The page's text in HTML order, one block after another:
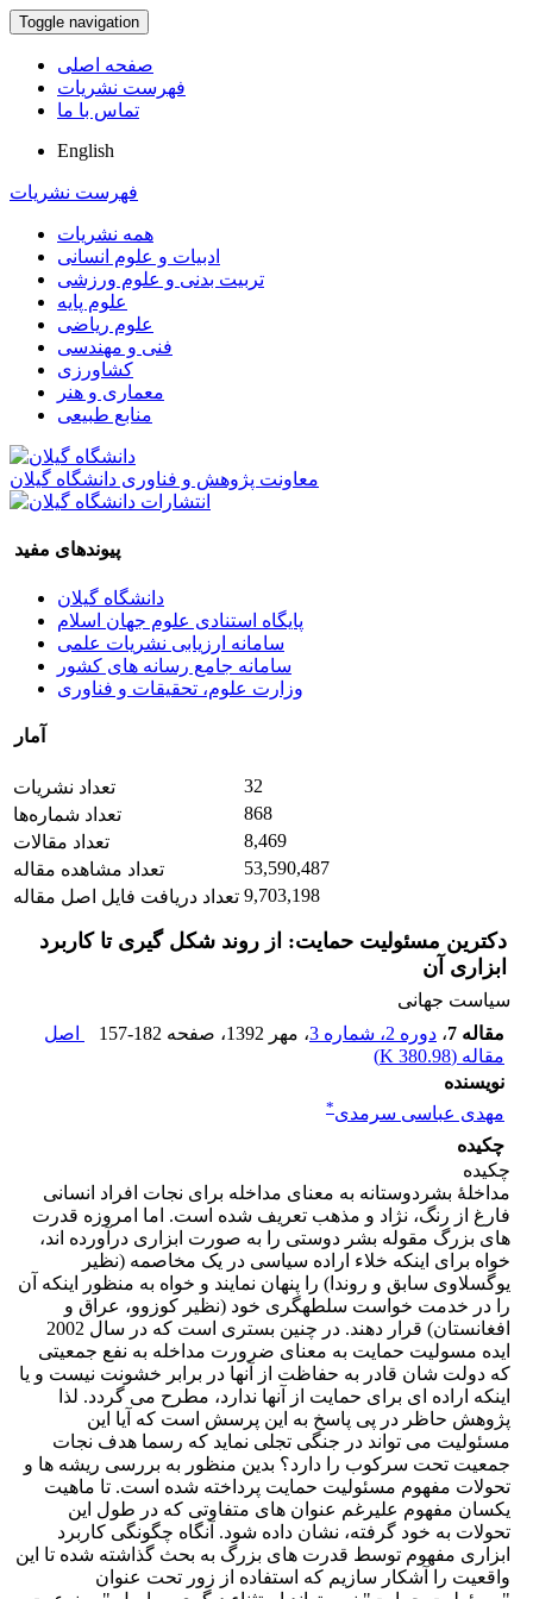
Toggle navigation
صفحه اصلی
فهرست نشریات
تماس با ما
English
فهرست نشریات
همه نشریات
ادبیات و علوم انسانی
تربیت بدنی و علوم ورزشی
علوم پایه
علوم ریاضی
فنی و مهندسی
کشاورزی
معماری و هنر
منابع طبیعی
معاونت پژوهش و فناوری دانشگاه گیلان
پیوندهای مفید
دانشگاه گیلان
پایگاه استنادی علوم جهان اسلام
سامانه ارزیابی نشریات علمی
سامانه جامع رسانه های کشور
وزارت علوم، تحقیقات و فناوری
آمار
تعداد نشریات
32
تعداد شماره‌ها
868
تعداد مقالات
8,469
تعداد مشاهده مقاله
53,590,487
تعداد دریافت فایل اصل مقاله 9,703,198
دکترین مسئولیت حمایت: از روند شکل گیری تا کاربرد
ابزاری آن
سیاست جهانی
مقاله 7
، دوره 2، شماره 3 ، مهر 1392 ، صفحه 157-182
اصل
مقاله (380.98 K
)
نویسنده
مهدی عباسی سرمدی*
چکیده
چکیده
مداخلۀ بشردوستانه به معنای مداخله برای نجات افراد انسانی
فارغ از رنگ، نژاد و مذهب تعریف شده است. اما امروزه قدرت
های بزرگ مقوله بشر دوستی را به صورت ابزاری درآورده اند،
خواه برای اینکه خلاء اراده سیاسی در یک مخاصمه (نظیر
یوگسلاوی سابق و روندا) را پنهان نمایند و خواه به منظور اینکه آن
را در خدمت خواست سلطهگری خود (نظیر کوزوو، عراق و
افغانستان) قرار دهند. در چنین بستری است که در سال 2002
ایده مسولیت حمایت به معنای ضرورت مداخله به نفع جمعیتی
که دولت شان قادر به حفاظت از آنها در برابر خشونت نیست و یا
اینکه اراده ای برای حمایت از آنها ندارد، مطرح می گردد. لذا
پژوهش حاظر در پی پاسخ به این پرسش است که آیا این
مسئولیت می تواند در جنگی تجلی نماید که رسما هدف نجات
جمعیت تحت سرکوب را دارد؟ بدین منظور به بررسی ریشه ها و
تحولات مفهوم مسئولیت حمایت پرداخته شده است. تا ماهیت
یکسان مفهوم علیرغم عنوان های متفاوتی که در طول این
تحولات به خود گرفته، نشان داده شود. آنگاه چگونگی کاربرد
ابزاری مفهوم توسط قدرت های بزرگ به بحث گذاشته شده تا این
واقعیت را آشکار سازیم که استفاده از زور تحت عنوان